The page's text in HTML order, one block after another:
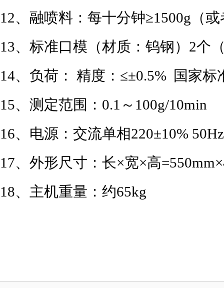
12、融喷料：每十分钟≥1500g（
13、标准口模（材质：钨钢）2个
14、负荷： 精度：≤±0.5% 国家
15、测定范围：0.1～100g/10min
16、电源：交流单相220±10%
17、外形尺寸：长×宽×高
18、主机重量： 约65kg